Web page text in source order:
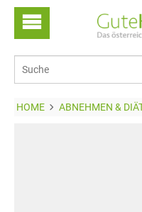
HOME ABNEHMEN &